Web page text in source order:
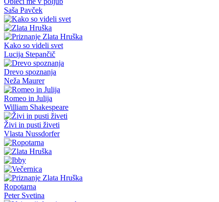
Saša Pavček
Kako so videli svet
Lucija Stepančič
Drevo spoznanja
Neža Maurer
Romeo in Julija
William Shakespeare
Živi in pusti živeti
Vlasta Nussdorfer
Ropotarna
Peter Svetina